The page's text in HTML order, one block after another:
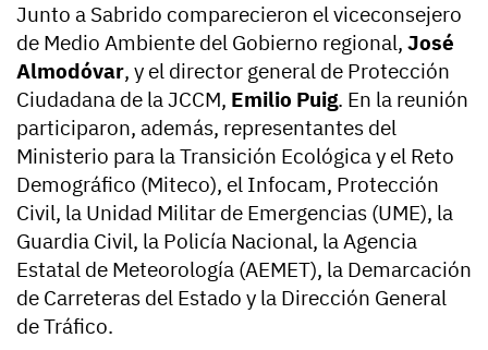
Junto a Sabrido comparecieron el viceconsejero
de Medio Ambiente del Gobierno regional, José
Almodóvar, y el director general de Protección
Ciudadana de la JCCM, Emilio Puig. En la reunión
participaron, además, representantes del
Ministerio para la Transición Ecológica y el Reto
Demográfico (Miteco), el Infocam, Protección
Civil, la Unidad Militar de Emergencias (UME), la
Guardia Civil, la Policía Nacional, la Agencia
Estatal de Meteorología (AEMET), la Demarcación
de Carreteras del Estado y la Dirección General
de Tráfico.